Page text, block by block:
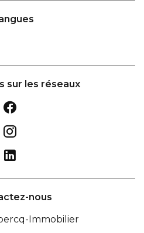
sur les réseaux
nous
Immobilier